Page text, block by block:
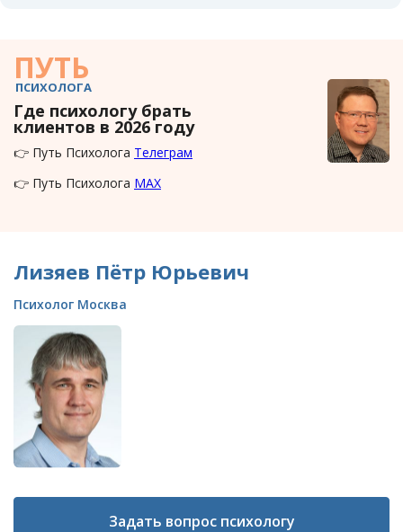
ПУТЬ
ПСИХОЛОГА
Где психологу брать
клиентов в 2026 году
👉 Путь Психолога Телеграм
👉 Путь Психолога MAX
Лизяев Пётр Юрьевич
Психолог Москва
Задать вопрос психологу